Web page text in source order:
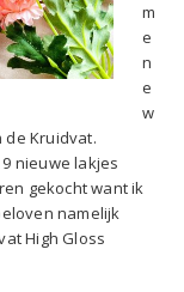
m
e
n
e
w
de Kruidvat.
nieuwe lakjes
gekocht want ik
namelijk
High Gloss